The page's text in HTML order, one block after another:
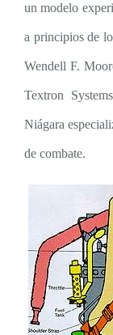
un modelo
a principios de
Wendell F.
Textron
Niágara
de combate.